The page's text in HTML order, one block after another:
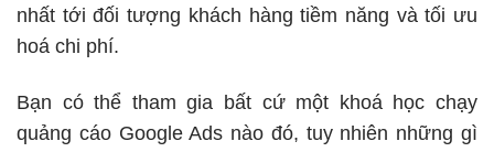
nhất tới đối tượng khách hàng tiềm năng và tối ưu
hoá chi phí.
Bạn có thể tham gia bất cứ một khoá học chạy
quảng cáo Google Ads nào đó, tuy nhiên những gì